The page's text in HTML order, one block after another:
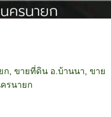
, ขายที่ดิน อ.บ้านนา, ขาย
รนายก